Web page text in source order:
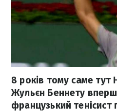
8 років тому саме тут
Жульєн Беннету
французький тенісист